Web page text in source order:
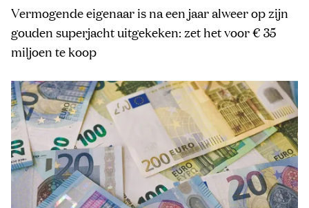
Vermogende eigenaar is na een jaar alweer op zijn
gouden superjacht uitgekeken: zet het voor € 35
miljoen te koop